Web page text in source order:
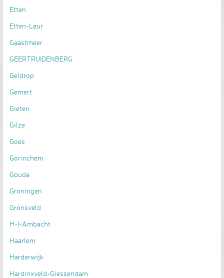
Etten
Etten-Leur
Gaastmeer
GEERTRUIDENBERG
Geldrop
Gemert
Gieten
Gilze
Goes
Gorinchem
Gouda
Groningen
Gronsveld
H-I-Ambacht
Haarlem
Harderwijk
Hardinxveld-Giessendam